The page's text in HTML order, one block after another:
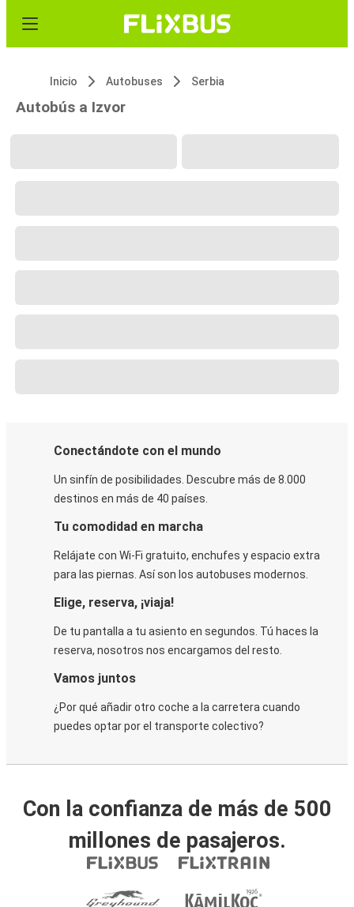
Inicio Autobuses Serbia
Autobús a Izvor
Conectándote con el mundo
Un sinfín de posibilidades. Descubre más de 8.000
destinos en más de 40 países.
Tu comodidad en marcha
Relájate con Wi-Fi gratuito, enchufes y espacio extra
para las piernas. Así son los autobuses modernos.
Elige, reserva, ¡viaja!
De tu pantalla a tu asiento en segundos. Tú haces la
reserva, nosotros nos encargamos del resto.
Vamos juntos
¿Por qué añadir otro coche a la carretera cuando
puedes optar por el transporte colectivo?
Con la confianza de más de 500
millones de pasajeros.